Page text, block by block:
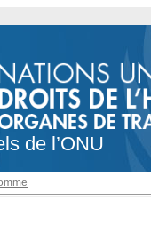
de l’ONU